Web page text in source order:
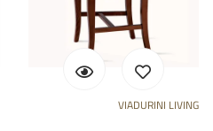
VIADURINI LIVING